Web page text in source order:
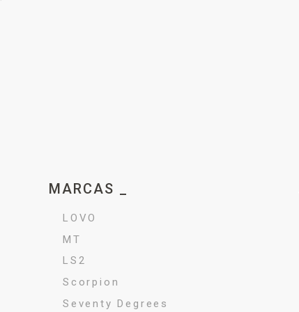
MARCAS _
LOVO
MT
LS2
Scorpion
Seventy Degrees